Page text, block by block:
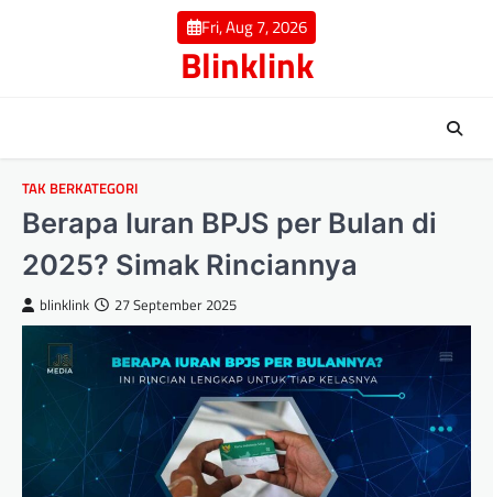
Fri, Aug 7, 2026
Blinklink
TAK BERKATEGORI
Berapa Iuran BPJS per Bulan di
2025? Simak Rinciannya
blinklink 27 September 2025